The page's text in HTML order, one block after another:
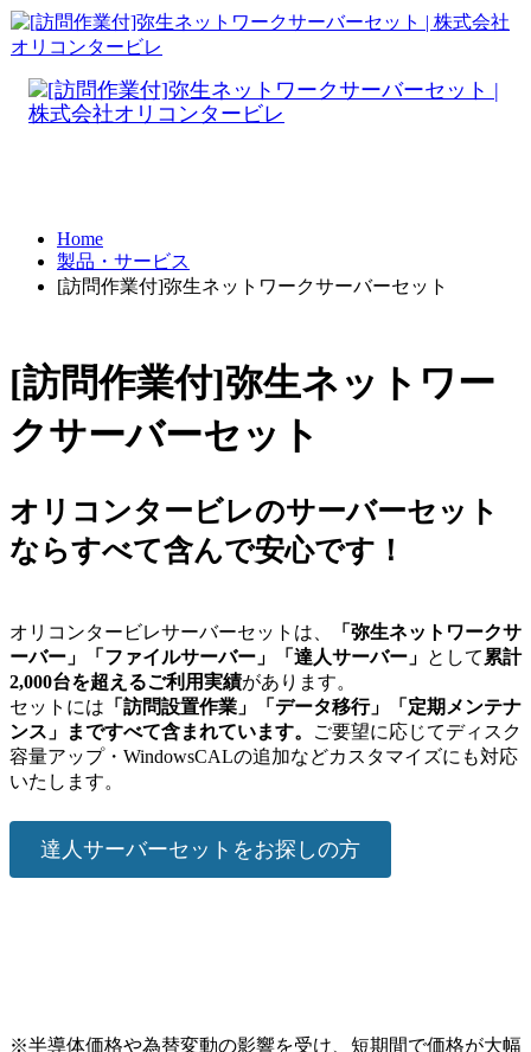
Home
製品・サービス
[訪問作業付]弥生ネットワークサーバーセット
[訪問作業付]弥生ネットワー
クサーバーセット
オリコンタービレのサーバーセット
ならすべて含んで安心です！
オリコンタービレサーバーセットは、
「弥生ネットワークサ
ーバー」「ファイルサーバー」「達人サーバー」 として累計
2,000台を超えるご利用実績があります。
セットには 「訪問設置作業」「データ移行」「定期メンテナ
ンス」まですべて含まれています。
ご要望に応じてディスク
容量アップ・WindowsCALの追加などカスタマイズにも対応
いたします。
達人サーバーセットをお探しの方
※半導体価格や為替変動の影響を受け、短期間で価格が大幅